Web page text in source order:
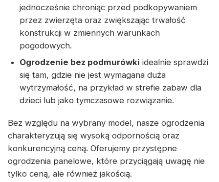
jednocześnie chroniąc przed podkopywaniem
przez zwierzęta oraz zwiększając trwałość
konstrukcji w zmiennych warunkach
pogodowych.
Ogrodzenie bez podmurówki idealnie sprawdzi
się tam, gdzie nie jest wymagana duża
wytrzymałość, na przykład w strefie zabaw dla
dzieci lub jako tymczasowe rozwiązanie.
Bez względu na wybrany model, nasze ogrodzenia
charakteryzują się wysoką odpornością oraz
konkurencyjną ceną. Oferujemy przystępne
ogrodzenia panelowe, które przyciągają uwagę nie
tylko ceną, ale również jakością.